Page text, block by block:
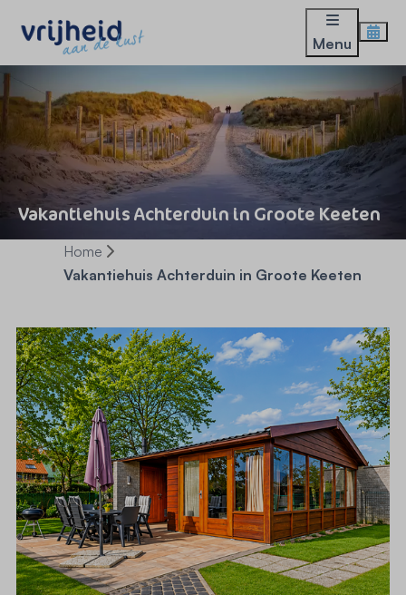
Menu
Vakantiehuis Achterduin in Groote Keeten
Home
Vakantiehuis Achterduin in Groote Keeten